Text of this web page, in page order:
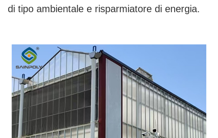
di tipo ambientale e risparmiatore di energia.